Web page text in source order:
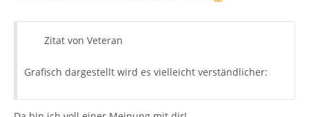
Zitat von Veteran
Grafisch dargestellt wird es vielleicht verständlicher: